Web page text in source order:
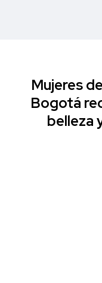
Mujeres
Bogotá
belleza